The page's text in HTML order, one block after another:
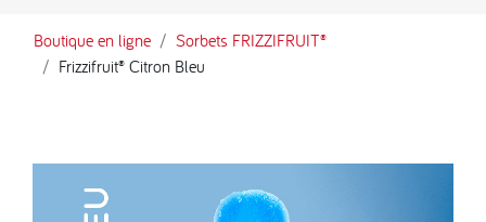
Boutique en ligne
Sorbets FRIZZIFRUIT®
Frizzifruit® Citron Bleu